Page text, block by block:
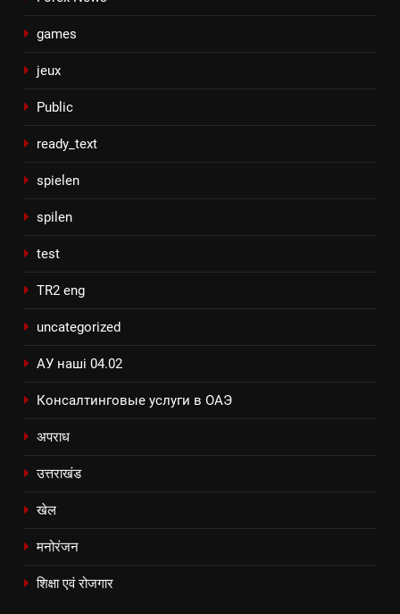
games
jeux
Public
ready_text
spielen
spilen
test
TR2 eng
uncategorized
АУ наші 04.02
Консалтинговые услуги в ОАЭ
अपराध
उत्तराखंड
खेल
मनोरंजन
शिक्षा एवं रोजगार